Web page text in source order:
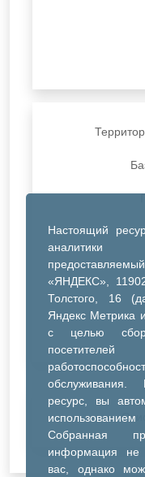
Настоящий
аналитики
«ЯНДЕКС»,
Толстого, 16
Яндекс Метрика
с целью
обслуживания.
ресурс, вы
Собранная
информация не
вас, однако